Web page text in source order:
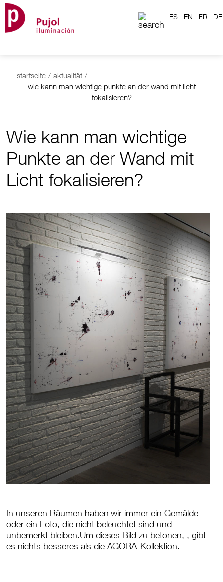
ES EN FR DE
startseite / aktualität /
wie kann man wichtige punkte an der wand mit licht
fokalisieren?
Wie kann man wichtige
Punkte an der Wand mit
Licht fokalisieren?
In unseren Räumen haben wir immer ein Gemälde
oder ein Foto, die nicht beleuchtet sind und
unbemerkt bleiben.Um dieses Bild zu betonen, , gibt
es nichts besseres als die AGORA-Kollektion.